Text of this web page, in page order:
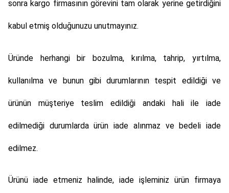
sonra kargo firmasının görevini tam olarak yerine getirdiğini
kabul etmiş olduğunuzu unutmayınız.
Üründe herhangi bir bozulma, kırılma, tahrip, yırtılma,
kullanılma ve bunun gibi durumlarının tespit edildiği ve
ürünün müşteriye teslim edildiği andaki hali ile iade
edilmediği durumlarda ürün iade alınmaz ve bedeli iade
edilmez.
Ürünü iade etmeniz halinde, iade işleminiz ürün firmaya